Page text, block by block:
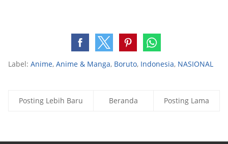
Label: Anime, Anime & Manga, Boruto, Indonesia, NASIONAL
Posting Lebih Baru Posting Lama
Beranda